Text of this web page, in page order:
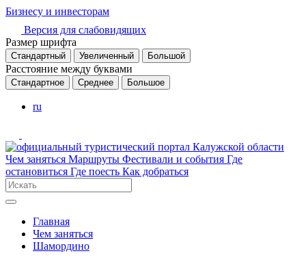
Бизнесу и инвесторам
Версия для слабовидящих
Размер шрифта
Стандартный Увеличенный Большой
Расстояние между буквами
Стандартное Среднее Большое
ru
Чем заняться Маршруты Фестивали и события Где
остановиться Где поесть Как добраться
Главная
Чем заняться
Шамордино